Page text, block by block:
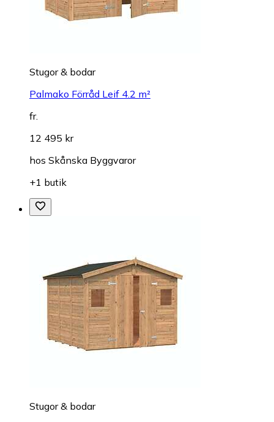
Stugor & bodar
Palmako Förråd Leif 4.2 m²
fr.
12 495 kr
hos Skånska Byggvaror
+1 butik
Stugor & bodar